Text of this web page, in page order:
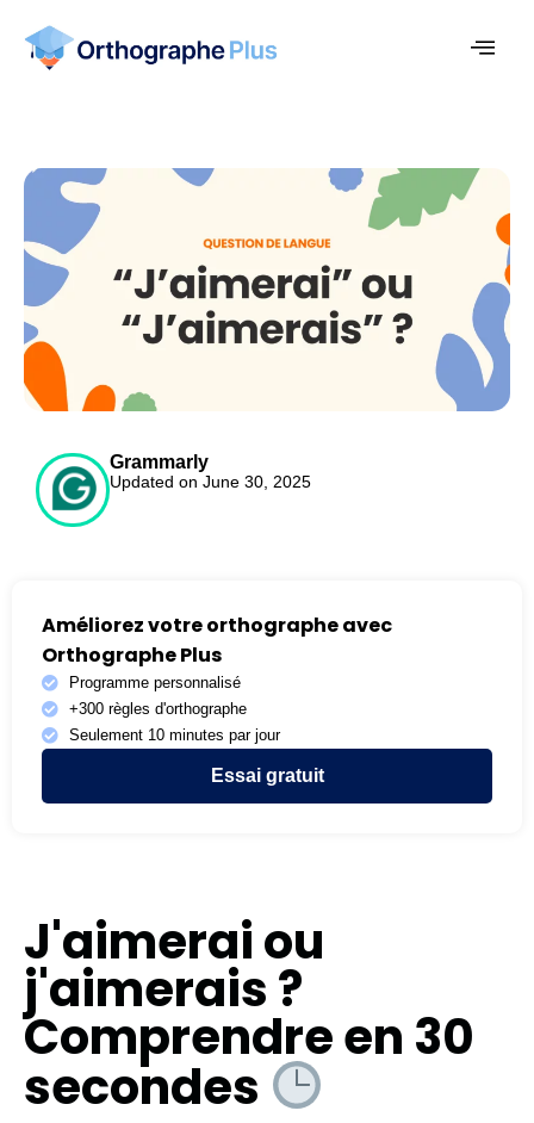
Grammarly
Updated on June 30, 2025
Améliorez votre orthographe avec
Orthographe Plus
Programme personnalisé
+300 règles d'orthographe
Seulement 10 minutes par jour
Essai gratuit
J'aimerai ou
j'aimerais ?
Comprendre en 30
secondes